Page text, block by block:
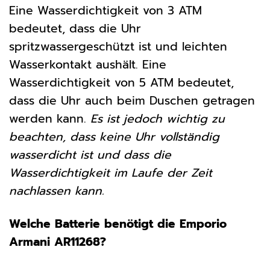
Eine Wasserdichtigkeit von 3 ATM
bedeutet, dass die Uhr
spritzwassergeschützt ist und leichten
Wasserkontakt aushält. Eine
Wasserdichtigkeit von 5 ATM bedeutet,
dass die Uhr auch beim Duschen getragen
werden kann. Es ist jedoch wichtig zu
beachten, dass keine Uhr vollständig
wasserdicht ist und dass die
Wasserdichtigkeit im Laufe der Zeit
nachlassen kann.
Welche Batterie benötigt die Emporio
Armani AR11268?